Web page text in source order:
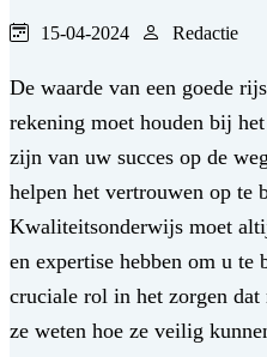
15-04-2024 Redactie
De waarde van een goede
rekening moet houden bij
zijn van uw succes op de
helpen het vertrouwen op
Kwaliteitsonderwijs moet
en expertise hebben om u te
cruciale rol in het zorgen dat
ze weten hoe ze veilig